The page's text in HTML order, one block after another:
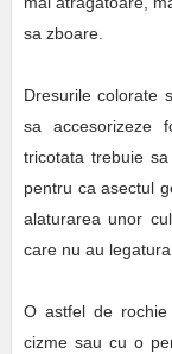
sa zboare.
Dresurile colorate
sa accesorizeze
tricotata trebuie
pentru ca asectul
alaturarea unor
care nu au
O astfel de
cizme sau cu o